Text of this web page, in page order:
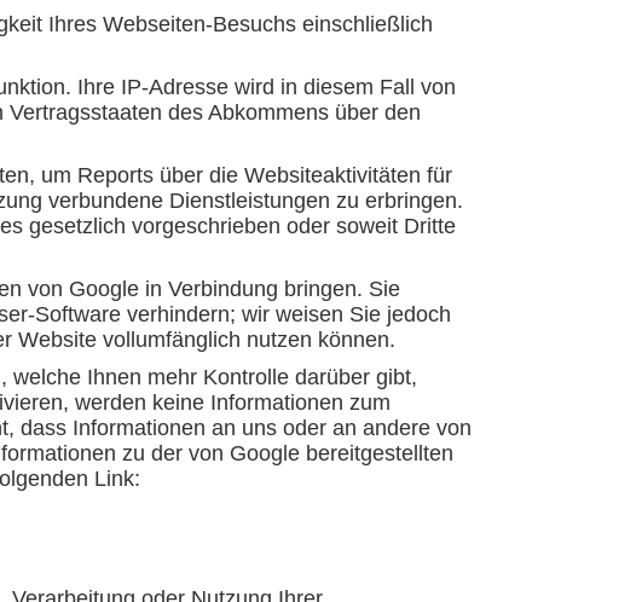
Ihres Webseiten-Besuchs einschließlich
Ihre IP-Adresse wird in diesem Fall von
des Abkommens über den
um Reports über die Websiteaktivitäten für
verbundene Dienstleistungen zu erbringen.
gesetzlich vorgeschrieben oder soweit Dritte
von Google in Verbindung bringen. Sie
Software verhindern; wir weisen Sie jedoch
Website vollumfänglich nutzen können.
Ihnen mehr Kontrolle darüber gibt,
werden keine Informationen zum
dass Informationen an uns oder an andere von
zu der von Google bereitgestellten
Link: